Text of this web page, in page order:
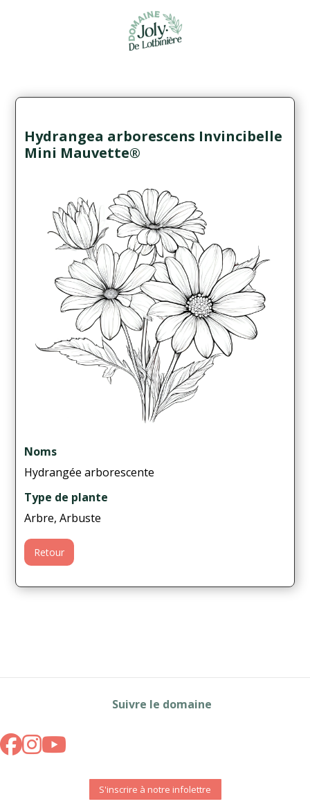
Hydrangea arborescens Invincibelle
Mini Mauvette®
Noms
Hydrangée arborescente
Type de plante
Arbre, Arbuste
Retour
Suivre le domaine
S'inscrire à notre infolettre